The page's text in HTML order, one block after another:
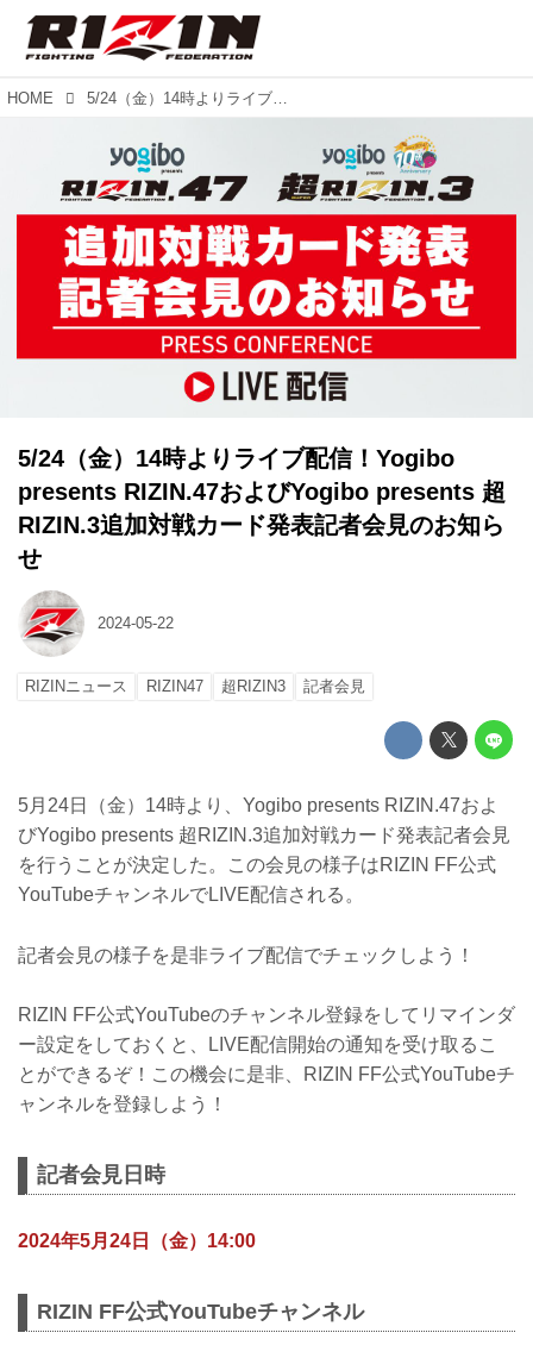
HOME 5/24（金）14時よりライブ配信！Yogibo presents RIZIN.47およびYogibo presents 超RIZIN.3追加対戦カード発表記者会見のお知らせ
5/24（金）14時よりライブ配信！Yogibo
presents RIZIN.47およびYogibo presents 超
RIZIN.3追加対戦カード発表記者会見のお知ら
せ
2024-05-22
RIZINニュース RIZIN47 超RIZIN3 記者会見
5月24日（金）14時より、Yogibo presents RIZIN.47およ
びYogibo presents 超RIZIN.3追加対戦カード発表記者会見
を行うことが決定した。この会見の様子はRIZIN FF公式
YouTubeチャンネルでLIVE配信される。
記者会見の様子を是非ライブ配信でチェックしよう！
RIZIN FF公式YouTubeのチャンネル登録をしてリマインダ
ー設定をしておくと、LIVE配信開始の通知を受け取るこ
とができるぞ！この機会に是非、RIZIN FF公式YouTubeチ
ャンネルを登録しよう！
記者会見日時
2024年5月24日（金）14:00
RIZIN FF公式YouTubeチャンネル